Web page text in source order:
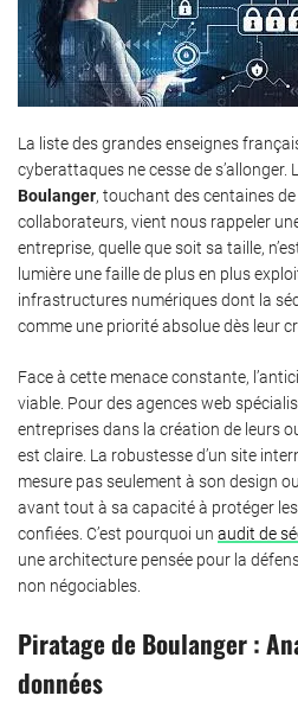
La liste des grandes enseignes
cyberattaques ne cesse de s’allonger.
Boulanger, touchant des centaines
collaborateurs, vient nous rappeler
entreprise, quelle que soit sa taille,
lumière une faille de plus en plus
infrastructures numériques dont la
comme une priorité absolue dès leur
Face à cette menace constante,
viable. Pour des agences web
entreprises dans la création de leurs
est claire. La robustesse d’un site
mesure pas seulement à son design
avant tout à sa capacité à protéger
confiées. C’est pourquoi un audit de
une architecture pensée pour la
non négociables.
Piratage de Boulanger :
données